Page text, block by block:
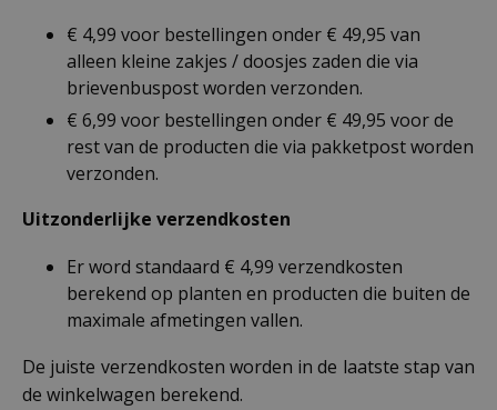
€ 4,99 voor bestellingen onder € 49,95 van
alleen kleine zakjes / doosjes zaden die via
brievenbuspost worden verzonden.
€ 6,99 voor bestellingen onder € 49,95 voor de
rest van de producten die via pakketpost worden
verzonden.
Uitzonderlijke verzendkosten
Er word standaard € 4,99 verzendkosten
berekend op planten en producten die buiten de
maximale afmetingen vallen.
De juiste verzendkosten worden in de laatste stap van
de winkelwagen berekend.